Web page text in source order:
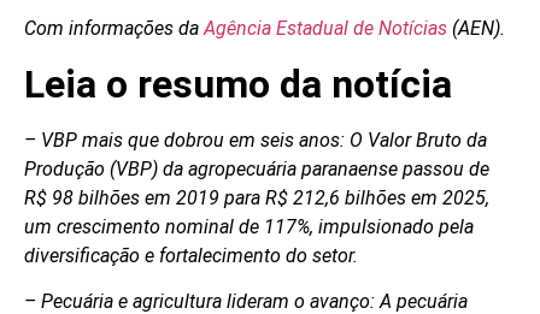
Com informações daAgência Estadual de Notícias (AEN).
Leia o resumo da notícia
– VBP mais que dobrou em seis anos: O Valor Bruto da
Produção (VBP) da agropecuária paranaense passou de
R$ 98 bilhões em 2019 para R$ 212,6 bilhões em 2025,
um crescimento nominal de 117%, impulsionado pela
diversificação e fortalecimento do setor.
– Pecuária e agricultura lideram o avanço: A pecuária